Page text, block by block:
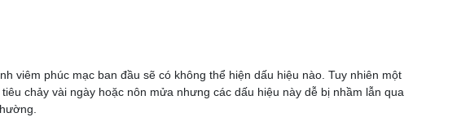
viêm phúc mạc ban đầu sẽ có không thể hiện dấu hiệu nào. Tuy nhiên một
chảy vài ngày hoặc nôn mửa nhưng các dấu hiệu này dễ bị nhầm lẫn qua